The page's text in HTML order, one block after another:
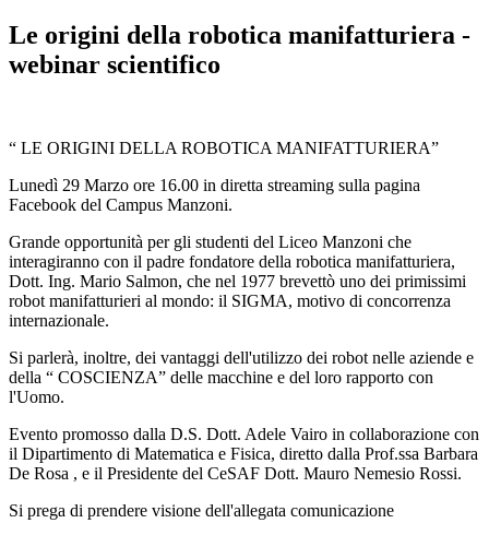
Le origini della robotica manifatturiera -
webinar scientifico
“ LE ORIGINI DELLA ROBOTICA MANIFATTURIERA”
Lunedì 29 Marzo ore 16.00 in diretta streaming sulla pagina
Facebook del Campus Manzoni.
Grande opportunità per gli studenti del Liceo Manzoni che
interagiranno con il padre fondatore della robotica manifatturiera,
Dott. Ing. Mario Salmon, che nel 1977 brevettò uno dei primissimi
robot manifatturieri al mondo: il SIGMA, motivo di concorrenza
internazionale.
Si parlerà, inoltre, dei vantaggi dell'utilizzo dei robot nelle aziende e
della “ COSCIENZA” delle macchine e del loro rapporto con
l'Uomo.
Evento promosso dalla D.S. Dott. Adele Vairo in collaborazione con
il Dipartimento di Matematica e Fisica, diretto dalla Prof.ssa Barbara
De Rosa , e il Presidente del CeSAF Dott. Mauro Nemesio Rossi.
Si prega di prendere visione dell'allegata comunicazione